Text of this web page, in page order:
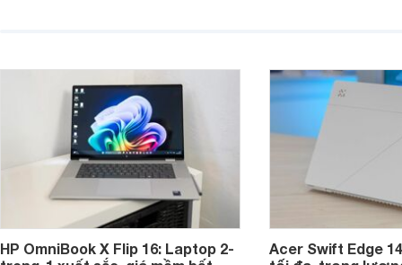
hút sự quan tâm lớn từ thị trường.
HP OmniBook X Flip 16: Laptop 2-
Acer Swift Edge